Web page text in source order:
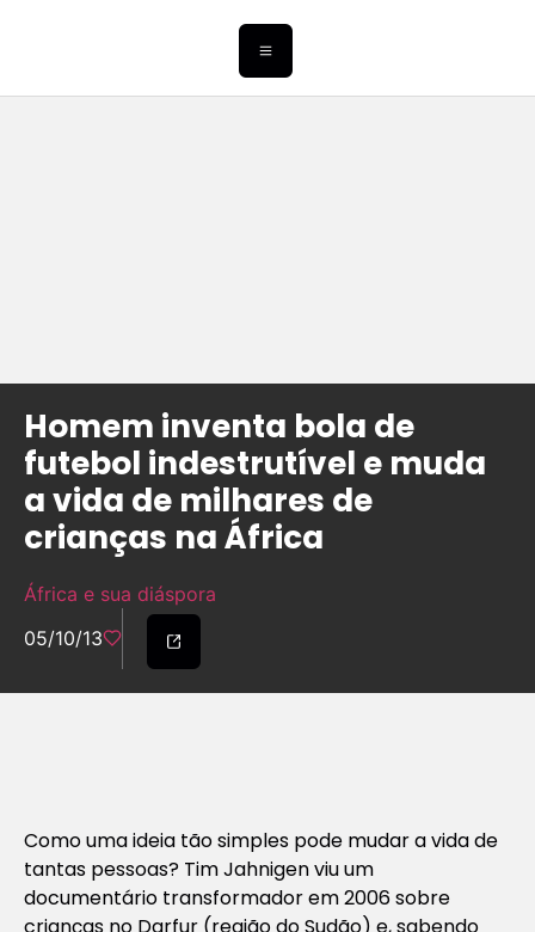
Homem inventa bola de
futebol indestrutível e muda
a vida de milhares de
crianças na África
África e sua diáspora
05/10/13
Como uma ideia tão simples pode mudar a vida de
tantas pessoas? Tim Jahnigen viu um
documentário transformador em 2006 sobre
crianças no Darfur (região do Sudão) e, sabendo